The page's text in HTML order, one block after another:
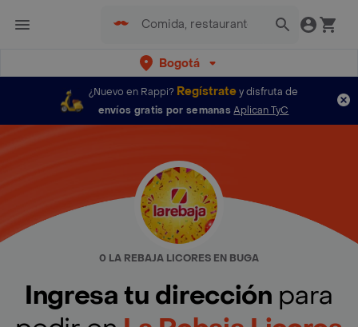
Bogotá
¿Nuevo en Rappi? Regístratey disfruta de
envíos gratis por semanas Aplican TyC
0 LA REBAJA LICORES EN BUGA
Ingresa tu dirección para